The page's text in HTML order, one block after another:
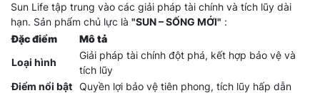
Sun Life tập trung vào các giải pháp tài chính và tích lũy dài
hạn. Sản phẩm chủ lực là "SUN – SỐNG MỚI" :
Đặc điểm
Mô tả
Loại hình
Giải pháp tài chính đột phá, kết hợp bảo vệ và
tích lũy
Điểm nổi bật Quyền lợi bảo vệ tiên phong, tích lũy hấp dẫn